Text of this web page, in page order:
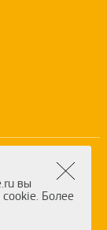
вы
Более